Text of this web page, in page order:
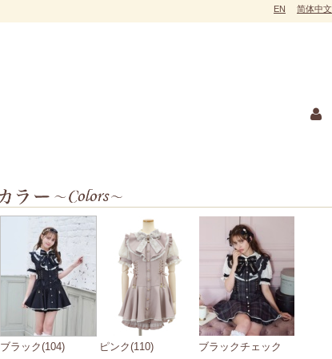
EN 简体中文
ブラック(104) ピンク(110)
ブラックチェック